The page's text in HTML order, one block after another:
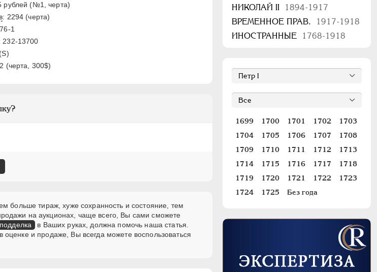
рублей (№1, черта)
: 2294 (черта)
1
232-13700
(черта, 300$)
больше тираж, хуже сохранность и состояние, тем
на аукционах, чаще всего, Вы сами сможете
в Ваших руках, должна помочь наша статья.
и продаже, Вы всегда можете воспользоваться
НИКОЛАЙ II
1894-1917
ВРЕМЕННОЕ ПРАВ.
1917-1918
ИНОСТРАННЫЕ
1768-1918
1699 1700 1701 1702
1703
1704
1705 1706 1707
1708
1709
1710 1711 1712
1713
1714
1715 1716 1717
1718
1719
1720 1721 1722
1723
1724
1725 Без года